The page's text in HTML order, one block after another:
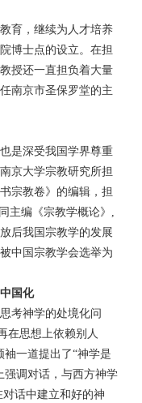
育，继续为人才培养
博士点的设立。在担
授还一直担负着大量
南京市圣保罗堂的主
是深受我国学界尊重
京大学宗教研究所担
宗教卷》的编辑，担
主编《宗教学概论》,
后我国宗教学的发展
中国宗教学会选举为
国化
考神学的处境化问
在思想上依赖别人
一道提出了“神学是
强调对话，与西方神学
话中建立和好的神